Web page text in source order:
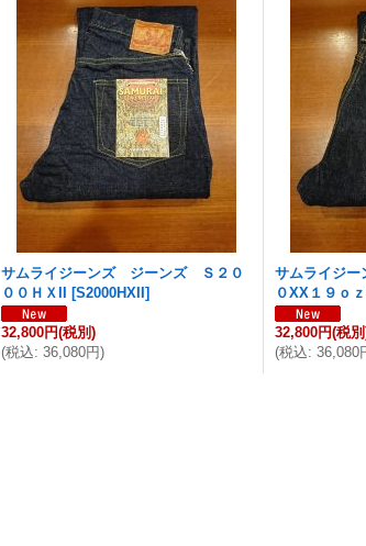
サムライジーンズ ジーンズ Ｓ２０
００ＨＸII
[S2000HXII]
32,800円(税別)
(税込: 36,080円)
サムライジ
０XX１９ｏｚII
32,800円(税
(税込: 36,080